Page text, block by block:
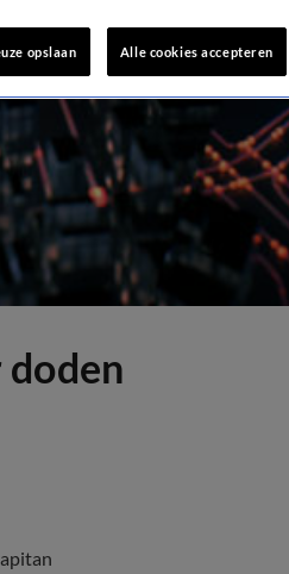
opslaan Alle cookies accepteren